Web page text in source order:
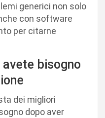
generici non solo
con software
per citarne
avete bisogno
dei migliori
dopo aver